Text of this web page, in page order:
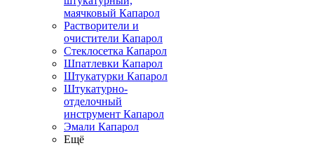
маячковый Капарол
Растворители и
очистители Капарол
Cтеклосетка Капарол
Шпатлевки Капарол
Штукатурки Капарол
Штукатурно-
отделочный
инструмент Капарол
Эмали Капарол
Ещё